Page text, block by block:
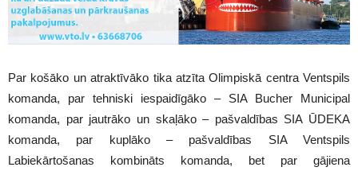
Par košāko un atraktīvāko tika atzīta Olimpiskā centra Ventspils
komanda, par tehniski iespaidīgāko – SIA Bucher Municipal
komanda, par jautrāko un skaļāko – pašvaldības SIA ŪDEKA
komanda, par kuplāko – pašvaldības SIA Ventspils
Labiekārtošanas kombināts komanda, bet par gājiena